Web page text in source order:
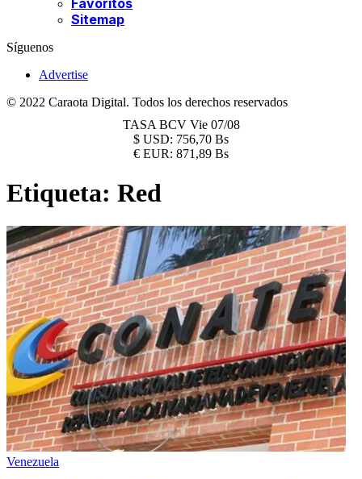
Favoritos
Sitemap
Síguenos
Advertise
© 2022 Caraota Digital. Todos los derechos reservados
TASA BCV Vie 07/08
$ USD: 756,70 Bs
€ EUR: 871,89 Bs
Etiqueta: Red
Venezuela